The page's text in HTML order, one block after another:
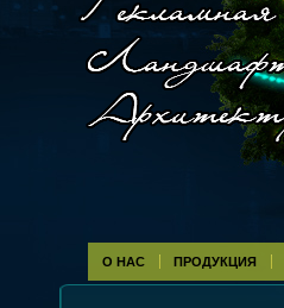
О НАС ПРОДУКЦИЯ